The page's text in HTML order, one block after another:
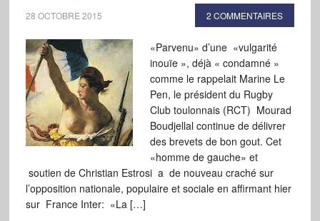
28 OCTOBRE 2015 2 COMMENTAIRES
«Parvenu» d’une «vulgarité
inouïe », déjà « condamné »
comme le rappelait Marine Le
Pen, le président du Rugby
Club toulonnais (RCT) Mourad
Boudjellal continue de délivrer
des brevets de bon gout. Cet
«homme de gauche» et
soutien de Christian Estrosi a de nouveau craché sur
l’opposition nationale, populaire et sociale en affirmant hier
sur France Inter: «La […]